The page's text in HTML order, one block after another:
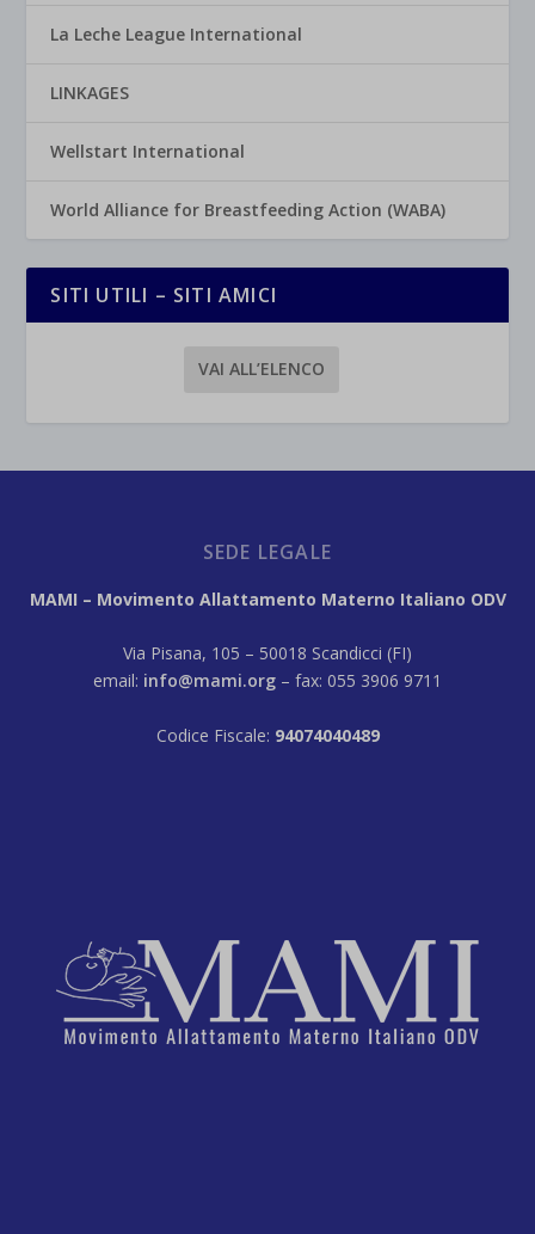
La Leche League International
LINKAGES
Wellstart International
World Alliance for Breastfeeding Action (WABA)
SITI UTILI – SITI AMICI
VAI ALL’ELENCO
SEDE LEGALE
MAMI – Movimento Allattamento Materno Italiano ODV
Via Pisana, 105 – 50018 Scandicci (FI)
email: info@mami.org – fax: 055 3906 9711
Codice Fiscale: 94074040489